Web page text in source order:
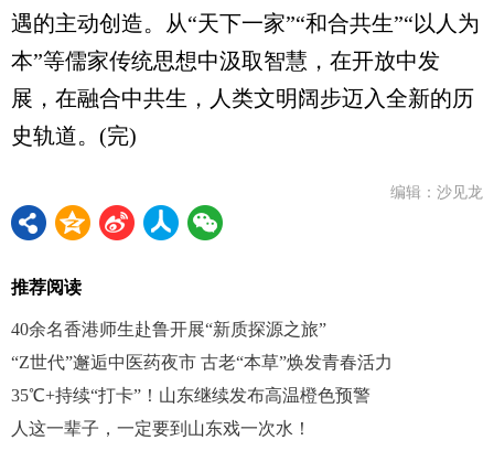
遇的主动创造。从“天下一家”“和合共生”“以人为
本”等儒家传统思想中汲取智慧，在开放中发
展，在融合中共生，人类文明阔步迈入全新的历
史轨道。(完)
编辑：沙见龙
推荐阅读
40余名香港师生赴鲁开展“新质探源之旅”
“Z世代”邂逅中医药夜市 古老“本草”焕发青春活力
35℃+持续“打卡”！山东继续发布高温橙色预警
人这一辈子，一定要到山东戏一次水！